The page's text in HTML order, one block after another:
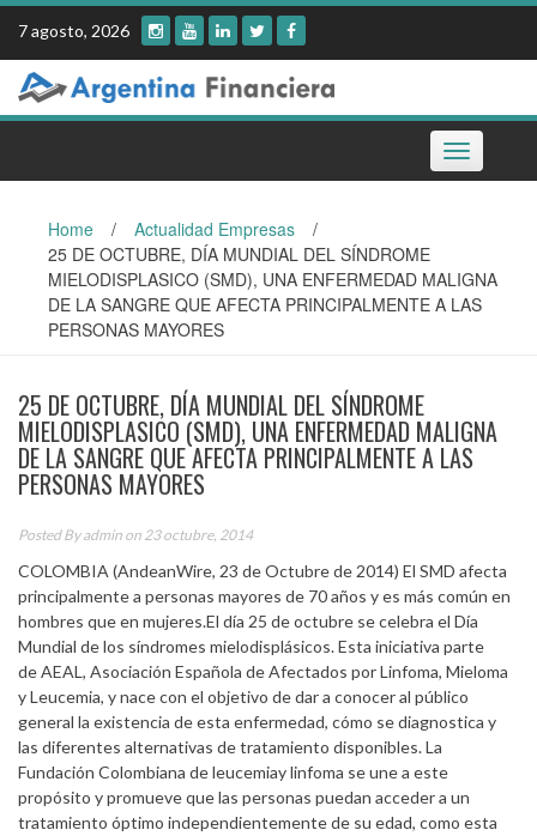
Skip
content
7 agosto, 2026
Toggle
navigation
Home / Actualidad Empresas
/
25 DE OCTUBRE, DÍA MUNDIAL DEL SÍNDROME
MIELODISPLASICO (SMD), UNA ENFERMEDAD MALIGNA
DE LA SANGRE QUE AFECTA PRINCIPALMENTE A LAS
PERSONAS MAYORES
25 DE OCTUBRE, DÍA MUNDIAL DEL SÍNDROME
MIELODISPLASICO (SMD), UNA ENFERMEDAD MALIGNA
DE LA SANGRE QUE AFECTA PRINCIPALMENTE A LAS
PERSONAS MAYORES
Posted Byadmin on 23 octubre, 2014
COLOMBIA (AndeanWire, 23 de Octubre de 2014) El SMD afecta
principalmente a personas mayores de 70 años y es más común en
hombres que en mujeres.El día 25 de octubre se celebra el Día
Mundial de los síndromes mielodisplásicos. Esta iniciativa parte
de AEAL, Asociación Española de Afectados por Linfoma, Mieloma
y Leucemia, y nace con el objetivo de dar a conocer al público
general la existencia de esta enfermedad, cómo se diagnostica y
las diferentes alternativas de tratamiento disponibles. La
Fundación Colombiana de leucemiay linfoma se une a este
propósito y promueve que las personas puedan acceder a un
tratamiento óptimo independientemente de su edad, como esta